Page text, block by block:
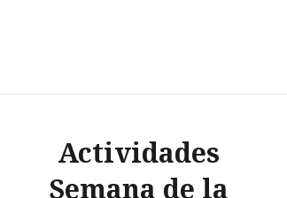
Actividades
Semana de la